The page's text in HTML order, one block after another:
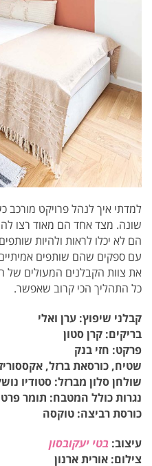
למדתי איך לנהל פרויקט מורכב
שונה. מצד אחד הם מאוד רצו
הם לא יכלו לראות ולהיות
עם ספקים שהם שותפים אמיתיים
את צוות הקבלנים המעולים של
כל התהליך הכי קרוב שאפשר.
קבלני שיפוץ: ערן ואלי
בריקים: קרן סטון
פרקט: חזי בנק
שטיח, כורסאת ברזל,
שולחן סלון מברזל: סטודיו
נגרות כולל המטבח: תומר
כורסת רביצה: טוקסה
עיצוב: בטי יעקובסון
צילום: אורית ארנון